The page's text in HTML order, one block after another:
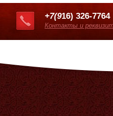
+7(916) 326-7764
Контакты и